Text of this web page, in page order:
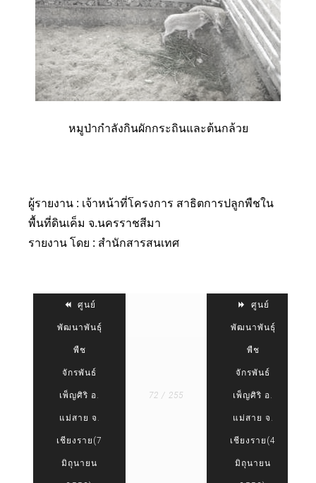
หมูป่ากำลังกินผักกระถินและต้นกล้วย
ผู้รายงาน : เจ้าหน้าที่โครงการ สาธิตการปลูกพืชใน
พื้นที่ดินเค็ม จ.นครราชสีมา
รายงาน โดย : สำนักสารสนเทศ
ศูนย์
พัฒนาพันธุ์
พืช
จักรพันธ์
เพ็ญศิริ อ.
แม่สาย จ.
เชียงราย(7
มิถุนายน
72 / 255
ศูนย์
พัฒนาพันธุ์
พืช
จักรพันธ์
เพ็ญศิริ อ.
แม่สาย จ.
เชียงราย(4
มิถุนายน